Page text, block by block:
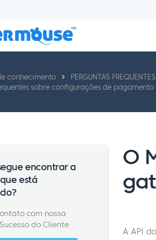
conhecimento
PERGUNTAS FREQUENTES
sobre configurações de pagamento
O
A API
encontrar a
está
com nossa
do Cliente